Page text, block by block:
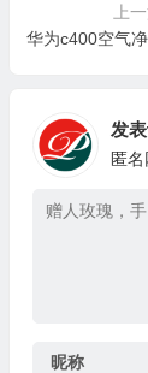
上
发
匿
昵称